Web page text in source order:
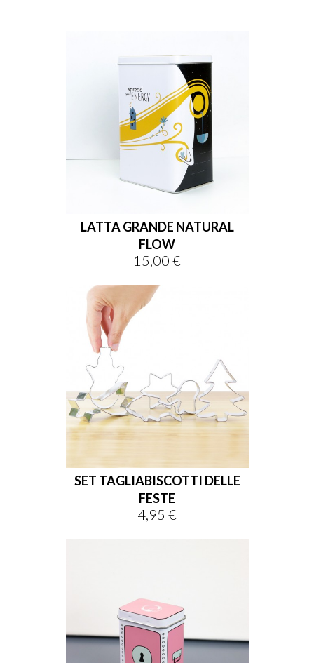
LATTA GRANDE NATURAL
FLOW
Prezzo
15,00 €
SET TAGLIABISCOTTI DELLE
FESTE
Prezzo
4,95 €